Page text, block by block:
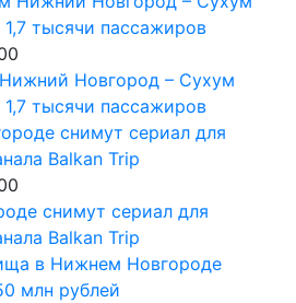
Новгород – Сухум
1,7 тысячи пассажиров
снимут сериал для
Balkan Trip